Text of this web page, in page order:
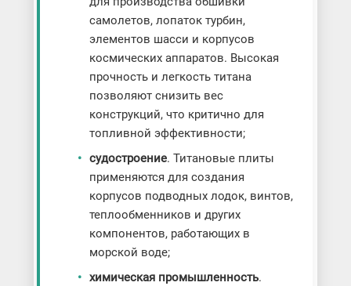
самолетов, лопаток турбин,
элементов шасси и корпусов
космических аппаратов. Высокая
прочность и легкость титана
позволяют снизить вес
конструкций, что критично для
топливной эффективности;
судостроение. Титановые плиты
применяются для создания
корпусов подводных лодок, винтов,
теплообменников и других
компонентов, работающих в
морской воде;
химическая промышленность.